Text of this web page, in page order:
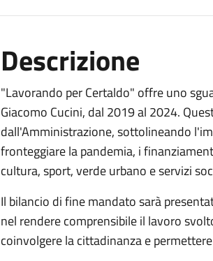
Descrizione
"Lavorando per Certaldo" offre uno
Giacomo Cucini, dal 2019 al 2024.
dall'Amministrazione, sottolineando
fronteggiare la pandemia, i
cultura, sport, verde urbano e servizi
Il bilancio di fine mandato sarà
nel rendere comprensibile il lavoro
coinvolgere la cittadinanza e